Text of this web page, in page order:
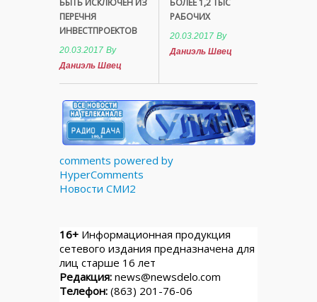
БЫТЬ ИСКЛЮЧЕН ИЗ
ПЕРЕЧНЯ
ИНВЕСТПРОЕКТОВ
20.03.2017 By
Даниэль Швец
БОЛЕЕ 1,2 ТЫС
РАБОЧИХ
20.03.2017 By
Даниэль Швец
comments powered by
HyperComments
Новости СМИ2
16+ Информационная продукция
сетевого издания предназначена для
лиц старше 16 лет
Редакция: news@newsdelo.com
Телефон: (863) 201-76-06